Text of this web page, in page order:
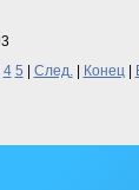
4 5 След.| Конец